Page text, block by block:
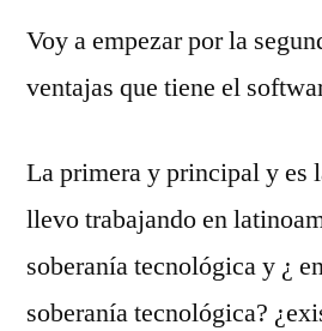
Voy a empezar por la
ventajas que tiene el
La primera y principal y es
llevo trabajando en
soberanía tecnológica y ¿
soberanía tecnológica?